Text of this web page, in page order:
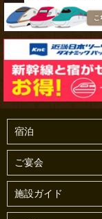
宿泊
ご宴会
施設ガイド